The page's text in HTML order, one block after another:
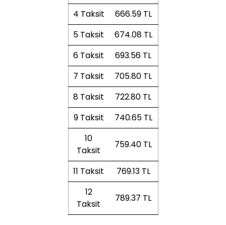
4 Taksit
666.59 TL
5 Taksit
674.08 TL
6 Taksit
693.56 TL
7 Taksit
705.80 TL
8 Taksit
722.80 TL
9 Taksit
740.65 TL
10
Taksit
759.40 TL
11 Taksit
769.13 TL
12
Taksit
789.37 TL